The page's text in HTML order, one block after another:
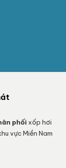
phối xốp hơi
vực Miền Nam